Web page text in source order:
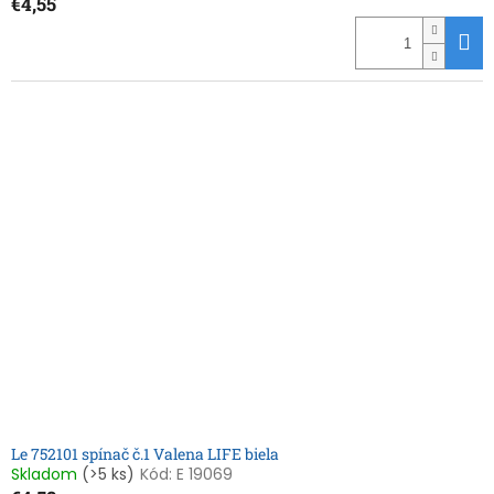
Le 752101 spínač č.1 Valena LIFE biela
Skladom (>5 ks) Kód: E 19069